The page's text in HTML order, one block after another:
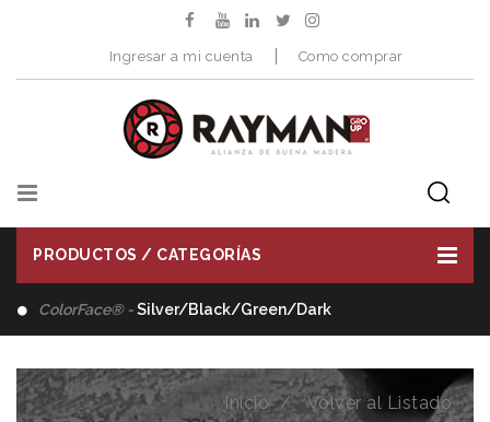
Ingresar a mi cuenta Como comprar
PRODUCTOS / CATEGORÍAS
Distribuimos -Herramientas de Corte
Inicio Volver al Listado